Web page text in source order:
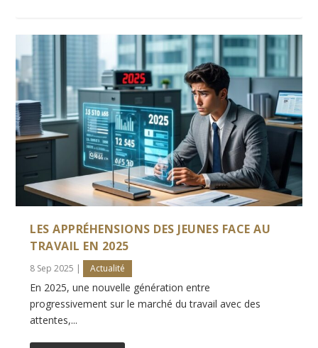
LES APPRÉHENSIONS DES JEUNES FACE AU
TRAVAIL EN 2025
8 Sep 2025 | Actualité
En 2025, une nouvelle génération entre
progressivement sur le marché du travail avec des
attentes,...